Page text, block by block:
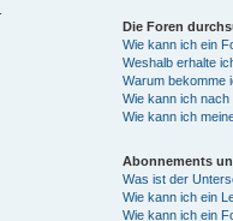
Die Foren
Wie kann ich ein
Weshalb erhalte
Warum bekomme
Wie kann ich
Wie kann ich
Abonnements
Was ist der
Wie kann ich ein
Wie kann ich ein